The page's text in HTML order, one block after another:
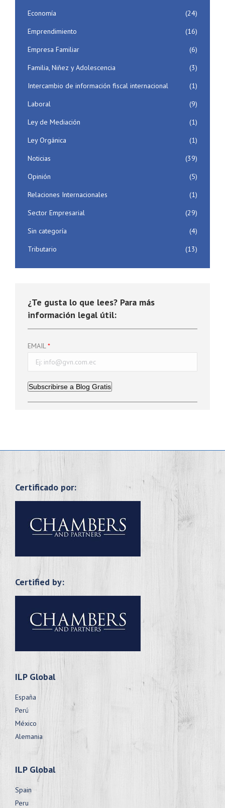
Economía
(24)
Emprendimiento
(16)
Empresa Familiar
(6)
Familia, Niñez y Adolescencia
(3)
Intercambio de información fiscal internacional
(1)
Laboral
(9)
Ley de Mediación
(1)
Ley Orgánica
(1)
Noticias
(39)
Opinión
(5)
Relaciones Internacionales
(1)
Sector Empresarial
(29)
Sin categoría
(4)
Tributario
(13)
¿Te gusta lo que lees? Para más
información legal útil:
EMAIL
Subscribirse a Blog Gratis
Certificado por:
Certified by:
ILP Global
España
Perú
México
Alemania
ILP Global
Spain
Peru